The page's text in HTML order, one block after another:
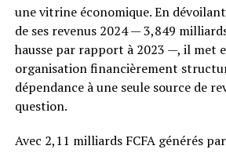
une vitrine économique. En
de ses revenus 2024 — 3,849
hausse par rapport à 2023 —, il met
organisation financièrement
dépendance à une seule source de
question.
Avec 2,11 milliards FCFA générés